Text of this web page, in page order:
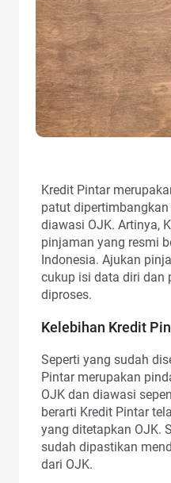
Kredit Pintar
patut
diawasi OJK. Artinya,
pinjaman yang resmi
Indonesia. Ajukan
cukup isi data diri dan
diproses.
Kelebihan Kredit
Seperti yang sudah
Pintar merupakan
OJK dan diawasi
berarti Kredit Pintar
yang ditetapkan OJK.
sudah dipastikan
dari OJK.